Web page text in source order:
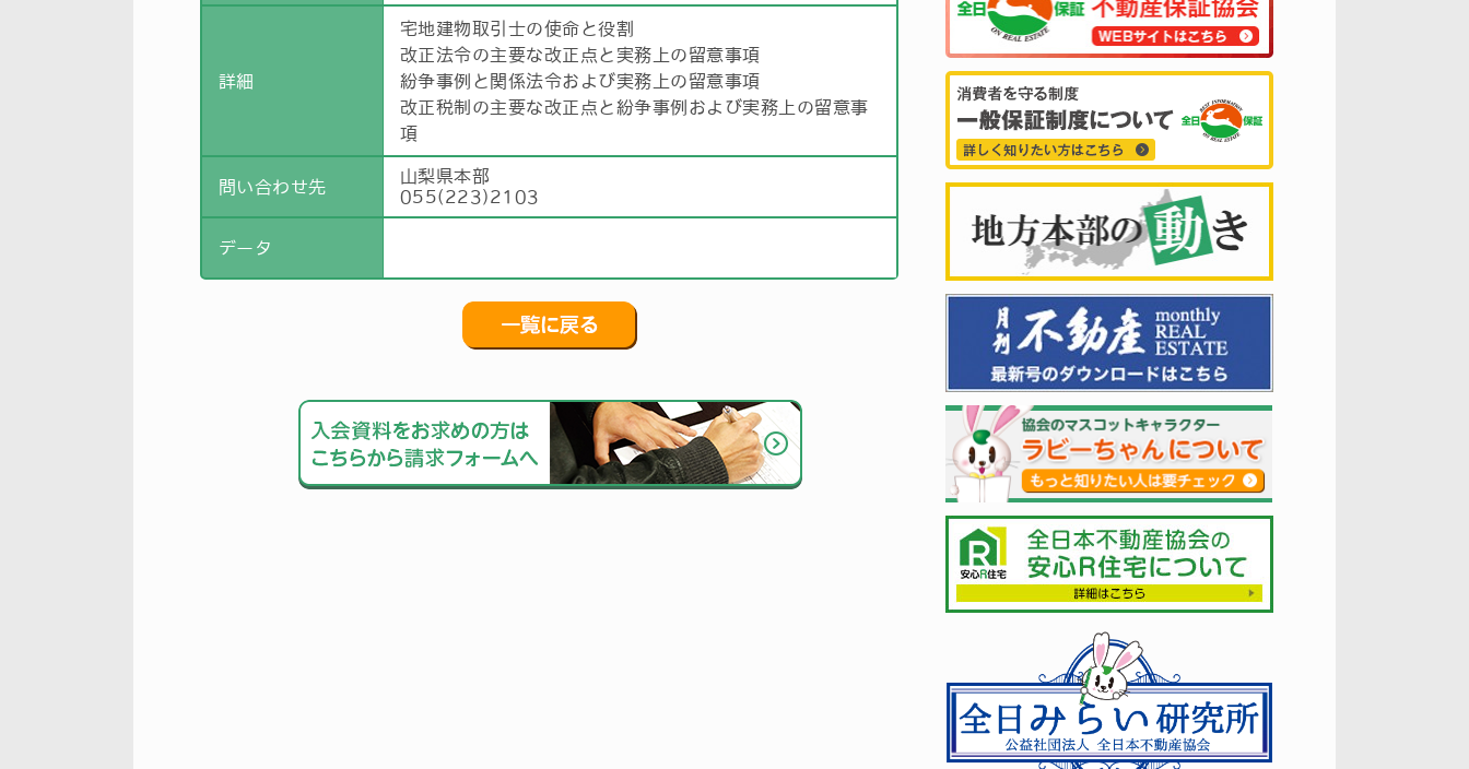
詳細
宅地建物取引士の使命と役割
改正法令の主要な改正点と実務上の留意事項
紛争事例と関係法令および実務上の留意事項
改正税制の主要な改正点と紛争事例および実務上の留意事
項
問い合わせ先
山梨県本部
055(223)2103
データ